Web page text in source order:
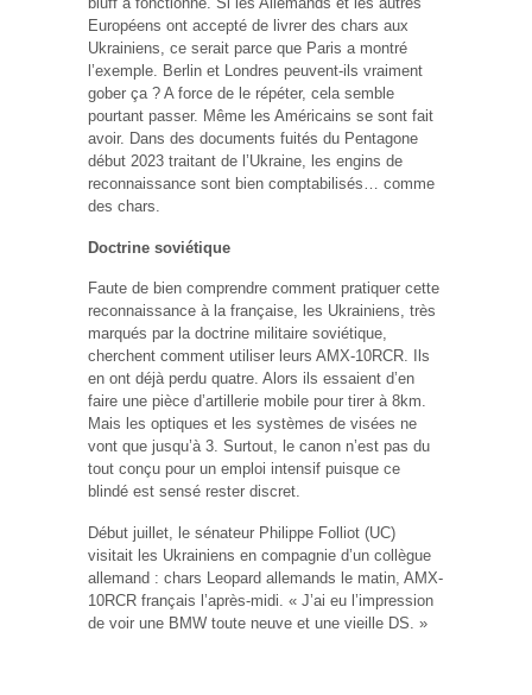
Européens ont accepté de livrer des chars aux
Ukrainiens, ce serait parce que Paris a montré
l’exemple. Berlin et Londres peuvent-ils vraiment
gober ça ? A force de le répéter, cela semble
pourtant passer. Même les Américains se sont fait
avoir. Dans des documents fuités du Pentagone
début 2023 traitant de l’Ukraine, les engins de
reconnaissance sont bien comptabilisés… comme
des chars.
Doctrine soviétique
Faute de bien comprendre comment pratiquer cette
reconnaissance à la française, les Ukrainiens, très
marqués par la doctrine militaire soviétique,
cherchent comment utiliser leurs AMX-10RCR. Ils
en ont déjà perdu quatre. Alors ils essaient d’en
faire une pièce d’artillerie mobile pour tirer à 8km.
Mais les optiques et les systèmes de visées ne
vont que jusqu’à 3. Surtout, le canon n’est pas du
tout conçu pour un emploi intensif puisque ce
blindé est sensé rester discret.
Début juillet, le sénateur Philippe Folliot (UC)
visitait les Ukrainiens en compagnie d’un collègue
allemand : chars Leopard allemands le matin, AMX-
10RCR français l’après-midi. « J’ai eu l’impression
de voir une BMW toute neuve et une vieille DS. »